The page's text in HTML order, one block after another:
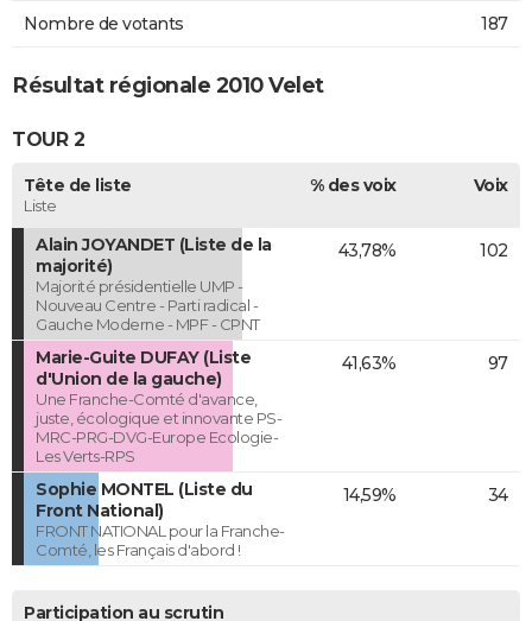
Nombre de votants 187
Résultat régionale 2010 Velet
TOUR 2
Tête de liste
Liste
% des voix Voix
Alain JOYANDET (Liste de la
majorité)
Majorité présidentielle UMP -
Nouveau Centre - Parti radical -
Gauche Moderne - MPF - CPNT
43,78% 102
Marie-Guite DUFAY (Liste
d'Union de la gauche)
Une Franche-Comté d'avance,
juste, écologique et innovante PS-
MRC-PRG-DVG-Europe Ecologie-
Les Verts-RPS
41,63% 97
Sophie MONTEL (Liste du
Front National)
FRONT NATIONAL pour la Franche-
Comté, les Français d'abord !
14,59% 34
Participation au scrutin